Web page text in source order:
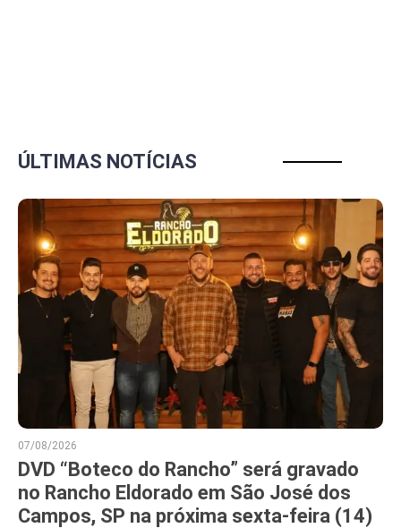
ÚLTIMAS NOTÍCIAS
07/08/2026
DVD “Boteco do Rancho” será gravado
no Rancho Eldorado em São José dos
Campos, SP na próxima sexta-feira (14)